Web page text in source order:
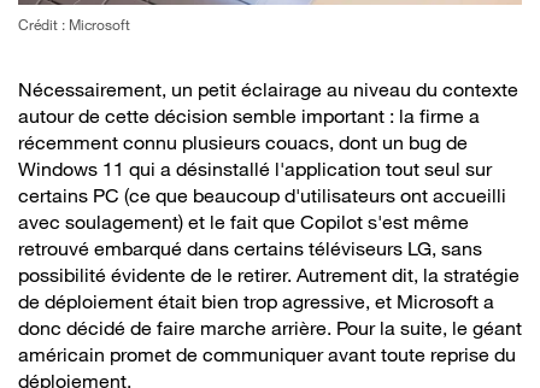
Crédit : Microsoft
Nécessairement, un petit éclairage au niveau du contexte
autour de cette décision semble important : la firme a
récemment connu plusieurs couacs, dont un bug de
Windows 11 qui a désinstallé l'application tout seul sur
certains PC (ce que beaucoup d'utilisateurs ont accueilli
avec soulagement) et le fait que Copilot s'est même
retrouvé embarqué dans certains téléviseurs LG, sans
possibilité évidente de le retirer. Autrement dit, la stratégie
de déploiement était bien trop agressive, et Microsoft a
donc décidé de faire marche arrière. Pour la suite, le géant
américain promet de communiquer avant toute reprise du
déploiement.